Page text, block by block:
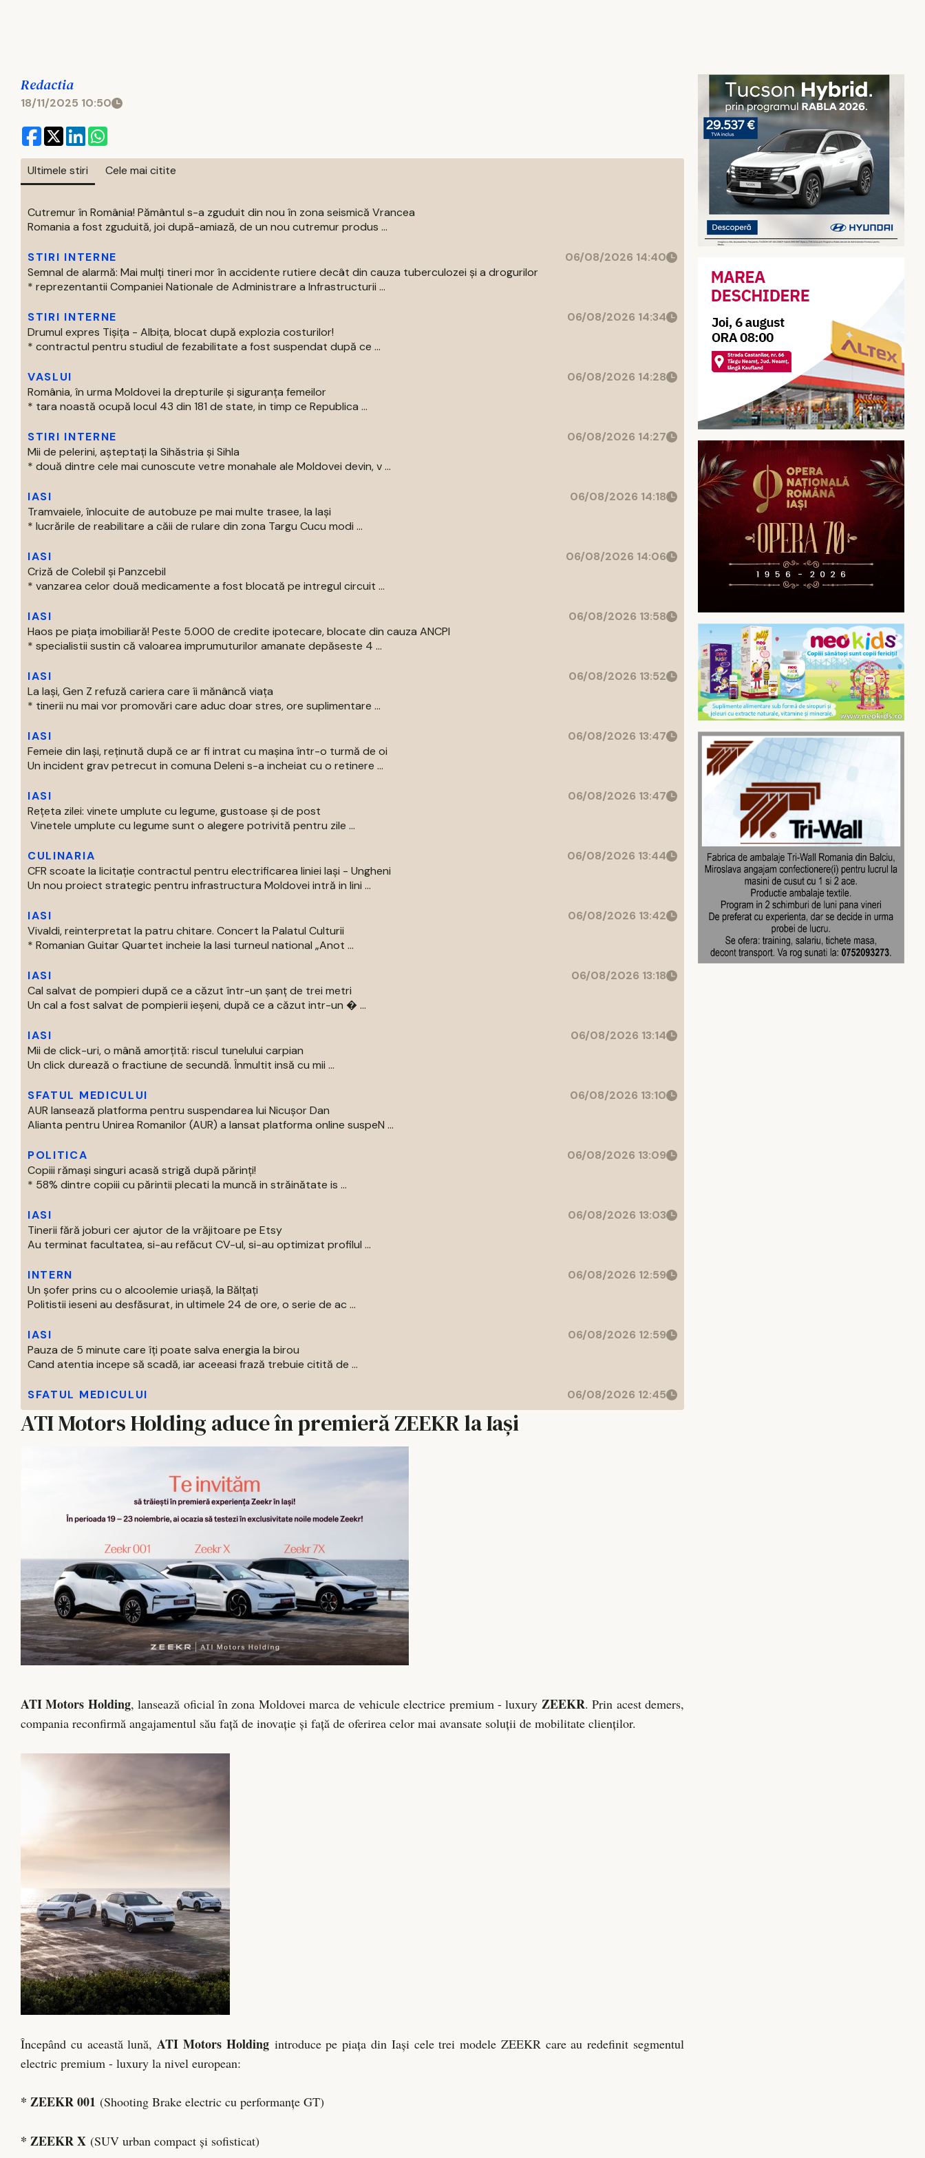
Redactia
18/11/2025 10:50
Ultimele stiri Cele mai citite
Cutremur în România! Pământul s-a zguduit din nou în zona seismică Vrancea
Romania a fost zguduită, joi după-amiază, de un nou cutremur produs ...
STIRI INTERNE
06/08/2026 14:40
Semnal de alarmă: Mai mulți tineri mor în accidente rutiere decât din cauza tuberculozei și a drogurilor
* reprezentantii Companiei Nationale de Administrare a Infrastructurii ...
STIRI INTERNE
06/08/2026 14:34
Drumul expres Tișița - Albița, blocat după explozia costurilor!
* contractul pentru studiul de fezabilitate a fost suspendat după ce ...
VASLUI
06/08/2026 14:28
România, în urma Moldovei la drepturile și siguranța femeilor
* tara noastă ocupă locul 43 din 181 de state, in timp ce Republica ...
STIRI INTERNE
06/08/2026 14:27
Mii de pelerini, așteptați la Sihăstria și Sihla
* două dintre cele mai cunoscute vetre monahale ale Moldovei devin, v ...
IASI
06/08/2026 14:18
Tramvaiele, înlocuite de autobuze pe mai multe trasee, la Iași
* lucrările de reabilitare a căii de rulare din zona Targu Cucu modi ...
IASI
06/08/2026 14:06
Criză de Colebil și Panzcebil
* vanzarea celor două medicamente a fost blocată pe intregul circuit ...
IASI
06/08/2026 13:58
Haos pe piața imobiliară! Peste 5.000 de credite ipotecare, blocate din cauza ANCPI
* specialistii sustin că valoarea imprumuturilor amanate depăseste 4 ...
IASI
06/08/2026 13:52
La Iași, Gen Z refuză cariera care îi mănâncă viața
* tinerii nu mai vor promovări care aduc doar stres, ore suplimentare ...
IASI
06/08/2026 13:47
Femeie din Iași, reținută după ce ar fi intrat cu mașina într-o turmă de oi
Un incident grav petrecut in comuna Deleni s-a incheiat cu o retinere ...
IASI
06/08/2026 13:47
Rețeta zilei: vinete umplute cu legume, gustoase și de post
Vinetele umplute cu legume sunt o alegere potrivită pentru zile ...
CULINARIA
06/08/2026 13:44
CFR scoate la licitație contractul pentru electrificarea liniei Iași - Ungheni
Un nou proiect strategic pentru infrastructura Moldovei intră in lini ...
IASI
06/08/2026 13:42
Vivaldi, reinterpretat la patru chitare. Concert la Palatul Culturii
* Romanian Guitar Quartet incheie la Iasi turneul national „Anot ...
IASI
06/08/2026 13:18
Cal salvat de pompieri după ce a căzut într-un şanţ de trei metri
Un cal a fost salvat de pompierii ieşeni, după ce a căzut intr-un � ...
IASI
06/08/2026 13:14
Mii de click-uri, o mână amorțită: riscul tunelului carpian
Un click durează o fractiune de secundă. Înmultit insă cu mii ...
SFATUL MEDICULUI
06/08/2026 13:10
AUR lansează platforma pentru suspendarea lui Nicușor Dan
Alianta pentru Unirea Romanilor (AUR) a lansat platforma online suspeN ...
POLITICA
06/08/2026 13:09
Copiii rămași singuri acasă strigă după părinți!
* 58% dintre copiii cu părintii plecati la muncă in străinătate is ...
IASI
06/08/2026 13:03
Tinerii fără joburi cer ajutor de la vrăjitoare pe Etsy
Au terminat facultatea, si-au refăcut CV-ul, si-au optimizat profilul ...
INTERN
06/08/2026 12:59
Un șofer prins cu o alcoolemie uriașă, la Bălțați
Politistii ieseni au desfăsurat, in ultimele 24 de ore, o serie de ac ...
IASI
06/08/2026 12:59
Pauza de 5 minute care îți poate salva energia la birou
Cand atentia incepe să scadă, iar aceeasi frază trebuie citită de ...
SFATUL MEDICULUI 06/08/2026 12:45
ATI Motors Holding aduce în premieră ZEEKR la Iași
ATI Motors Holding, lansează oficial în zona Moldovei marca de vehicule electrice premium - luxury ZEEKR. Prin acest demers,
compania reconfirmă angajamentul său față de inovație și față de oferirea celor mai avansate soluții de mobilitate clienților.
Începând cu această lună, ATI Motors Holdingintroduce pe piața din Iași cele trei modele ZEEKR care au redefinit segmentul
electric premium - luxury la nivel european:
* ZEEKR 001 (Shooting Brake electric cu performanțe GT)
* ZEEKR X (SUV urban compact și sofisticat)